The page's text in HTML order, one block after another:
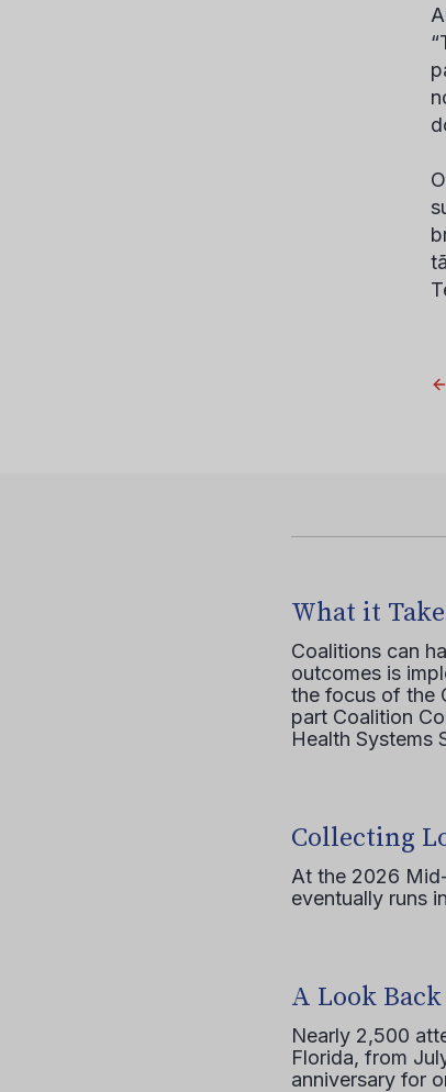
What it
Coalitions can
outcomes is
the focus of the
part Coalition
Health Systems
Collecting
At the 2026
eventually runs
A Look
Nearly 2,500
Florida, from
anniversary for